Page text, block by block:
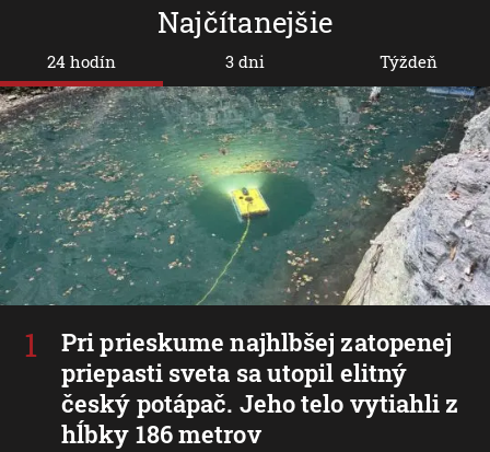
Najčítanejšie
24 hodín
Pri prieskume najhlbšej zatopenej
priepasti sveta sa utopil elitný
český potápač. Jeho telo vytiahli z
hĺbky 186 metrov
3 dni Týždeň